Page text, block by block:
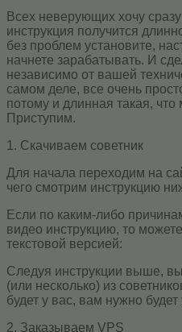
Всех неверующих хочу
инструкция получится
без проблем установите,
начнете зарабатывать. И
независимо от вашей
самом деле, все очень
потому и длинная такая,
Приступим.
1. Скачиваем советник
Для начала переходим на
чего смотрим инструкцию
Если по каким-либо
видео инструкцию, то
текстовой версией:
Следуя инструкции выше,
(или несколько) из
будет у вас, вам нужно будет
2. Заказываем VPS